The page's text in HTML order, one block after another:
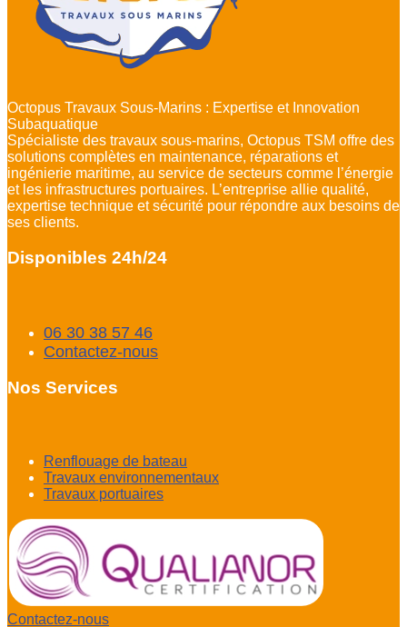
Octopus Travaux Sous-Marins : Expertise et Innovation
Subaquatique
Spécialiste des travaux sous-marins, Octopus TSM offre des
solutions complètes en maintenance, réparations et
ingénierie maritime, au service de secteurs comme l’énergie
et les infrastructures portuaires. L’entreprise allie qualité,
expertise technique et sécurité pour répondre aux besoins de
ses clients.
Disponibles 24h/24
06 30 38 57 46
Contactez-nous
Nos Services
Renflouage de bateau
Travaux environnementaux
Travaux portuaires
Contactez-nous